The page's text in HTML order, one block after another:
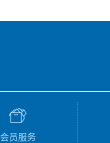
会员服务